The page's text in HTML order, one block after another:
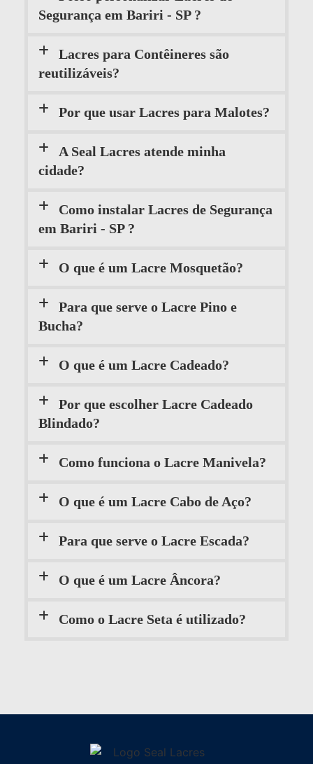
Segurança em Bariri - SP ?
Lacres para Contêineres são
reutilizáveis?
Por que usar Lacres para Malotes?
A Seal Lacres atende minha
cidade?
Como instalar Lacres de Segurança
em Bariri - SP ?
O que é um Lacre Mosquetão?
Para que serve o Lacre Pino e
Bucha?
O que é um Lacre Cadeado?
Por que escolher Lacre Cadeado
Blindado?
Como funciona o Lacre Manivela?
O que é um Lacre Cabo de Aço?
Para que serve o Lacre Escada?
O que é um Lacre Âncora?
Como o Lacre Seta é utilizado?